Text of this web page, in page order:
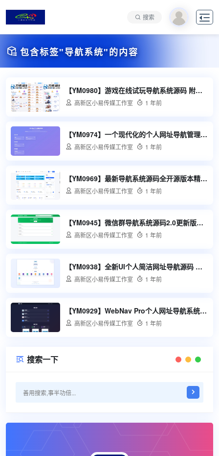
搜索 
 包含标签"导航系统"的内容
【YM0980】游戏在线试玩导航系统源码 附教程网站源码php源码
 高新区小易传媒工作室  1 年前
【YM0974】一个现代化的个人网址导航管理系统支持多模板切换分类管理、搜索功能等php源码网站源码
 高新区小易传媒工作室  1 年前
【YM0969】最新导航系统源码全开源版本精美UI带后台附教程
 高新区小易传媒工作室  1 年前
【YM0945】微信群导航系统源码2.0更新版全开源带后台精准获客神器源码php源码
 高新区小易传媒工作室  1 年前
【YM0938】全新UI个人简洁网址导航源码 带后台
 高新区小易传媒工作室  1 年前
【YM0929】WebNav Pro个人网址导航系统源码 全开源 多模板
 高新区小易传媒工作室  1 年前
 搜索一下